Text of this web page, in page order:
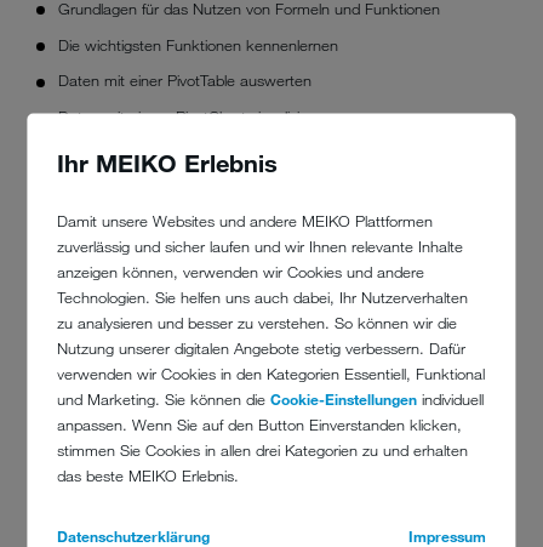
Ihr MEIKO Erlebnis
Damit unsere Websites und andere MEIKO Plattformen
zuverlässig und sicher laufen und wir Ihnen relevante Inhalte
anzeigen können, verwenden wir Cookies und andere
Technologien. Sie helfen uns auch dabei, Ihr Nutzerverhalten
zu analysieren und besser zu verstehen. So können wir die
Nutzung unserer digitalen Angebote stetig verbessern. Dafür
verwenden wir Cookies in den Kategorien Essentiell, Funktional
und Marketing. Sie können dieCookie-Einstellungen individuell
anpassen. Wenn Sie auf den Button Einverstanden klicken,
stimmen Sie Cookies in allen drei Kategorien zu und erhalten
das beste MEIKO Erlebnis.
Datenschutzerklärung Impressum
Grundlagen für das Nutzen von Formeln und Funktionen
Die wichtigsten Funktionen kennenlernen
Daten mit einer PivotTable auswerten
Daten mit einem PivotChart visualisieren
PREIS PRO SCHULUNGSTEILNEHMER
149,00 EUR
TERMINE
TEILNAHME JEDERZEIT MÖGLICH
Veranstaltungsort: online